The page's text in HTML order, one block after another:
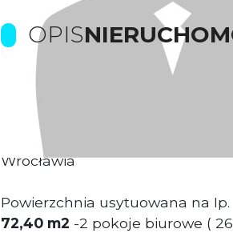
OPIS
Prowizje gwarantuje Właściciel
Komfortowe powierzchnie
Wrocławia
Powierzchnia usytuowana na Ip.
72,40 m2 -2 pokoje biurowe (